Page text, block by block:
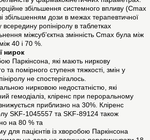
збільшення системного впливу (Cmax
збільшенням дози в межах терапевтичної
ропініролу в таблетках
міжсуб’єктна змінність Cmax була між
40 і 70 %.
нирок
Паркінсона, які мають ниркову
та помірного ступеня тяжкості, змін у
не спостерігалось.
нирковою недостатністю, які
гемодіаліз, кліренс при пероральному
приблизно на 30%. Кліренс
SKF-1045557 та SKF-89124 також
на 80 % та
для пацієнтів із хворобою Паркінсона